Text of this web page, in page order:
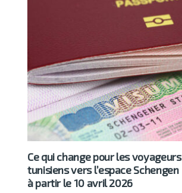
Ce qui change pour les voyageurs
tunisiens vers l’espace Schengen
à partir le 10 avril 2026